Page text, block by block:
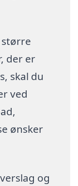
der er
skal du
ved
ønsker
og